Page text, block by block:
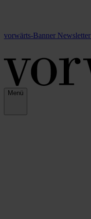
vorwärts-Banner Newsletter
Menü